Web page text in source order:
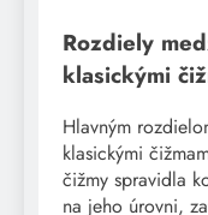
Rozdiely
klasickými
Hlavným
klasickými
čižmy spravidla
na jeho úrovni,